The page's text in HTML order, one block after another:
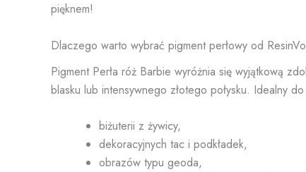
pięknem!
Dlaczego warto wybrać pigment perłowy od
Pigment Perła róż Barbie wyróżnia się wyjątkową
blasku lub intensywnego złotego połysku. Idealny
biżuterii z żywicy,
dekoracyjnych tac i podkładek,
obrazów typu geoda,